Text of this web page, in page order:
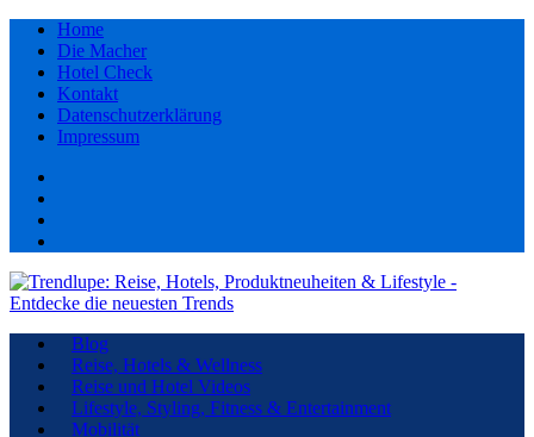
Home
Die Macher
Hotel Check
Kontakt
Datenschutzerklärung
Impressum
Blog
Reise, Hotels & Wellness
Reise und Hotel Videos
Lifestyle, Styling, Fitness & Entertainment
Mobilität